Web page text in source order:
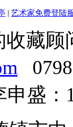
| 艺术家免费登陆
收藏
盛：